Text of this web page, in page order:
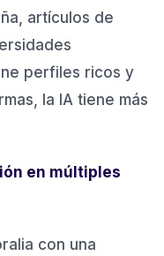
artículos de
perfiles ricos y
la IA tiene más
en múltiples
con una